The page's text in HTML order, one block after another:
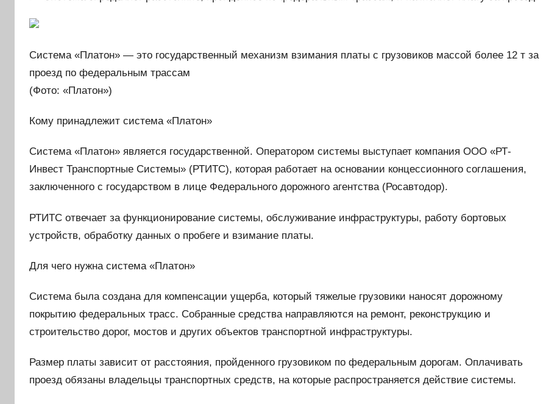
Система «Платон» — это государственный механизм взимания платы с грузовиков массой более 12 т за
проезд по федеральным трассам
(Фото: «Платон»)
Кому принадлежит система «Платон»
Система «Платон» является государственной. Оператором системы выступает компания ООО «РТ-
Инвест Транспортные Системы» (РТИТС), которая работает на основании концессионного соглашения,
заключенного с государством в лице Федерального дорожного агентства (Росавтодор).
РТИТС отвечает за функционирование системы, обслуживание инфраструктуры, работу бортовых
устройств, обработку данных о пробеге и взимание платы.
Для чего нужна система «Платон»
Система была создана для компенсации ущерба, который тяжелые грузовики наносят дорожному
покрытию федеральных трасс. Собранные средства направляются на ремонт, реконструкцию и
строительство дорог, мостов и других объектов транспортной инфраструктуры.
Размер платы зависит от расстояния, пройденного грузовиком по федеральным дорогам. Оплачивать
проезд обязаны владельцы транспортных средств, на которые распространяется действие системы.